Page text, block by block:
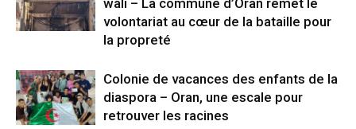
wali – La commune d’Oran remet le
volontariat au cœur de la bataille pour
la propreté
Colonie de vacances des enfants de la
diaspora – Oran, une escale pour
retrouver les racines